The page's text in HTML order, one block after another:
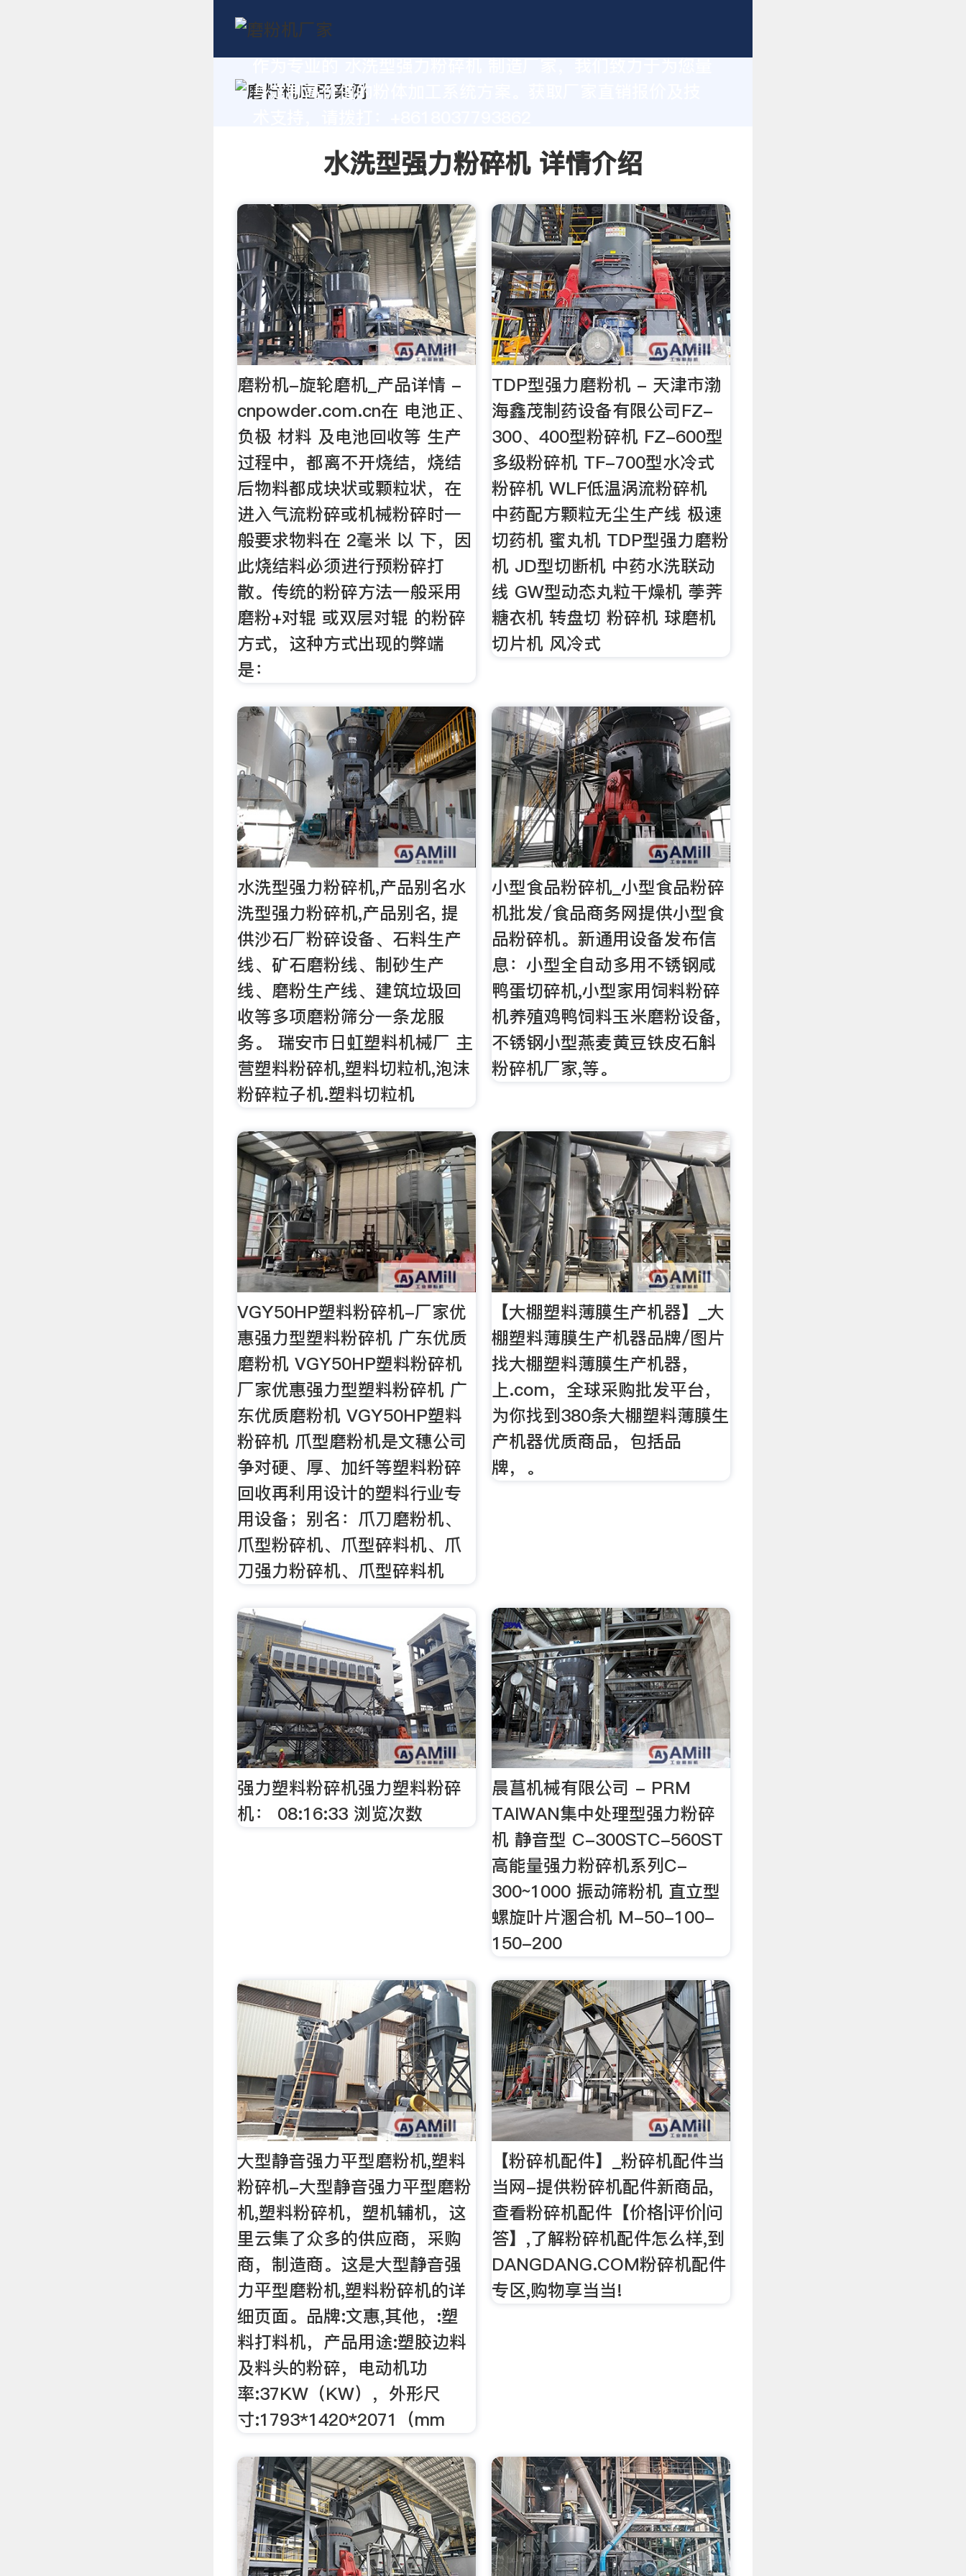
身定制高价值的粉体加工系统方案。获取厂家直销报价及技
水洗型强力粉碎机 详情介绍
磨粉机-旋轮磨机_产品详情 -
cnpowder.com.cn在 电池正、
负极 材料 及电池回收等 生产
过程中，都离不开烧结，烧结
后物料都成块状或颗粒状，在
进入气流粉碎或机械粉碎时一
般要求物料在 2毫米 以 下，因
此烧结料必须进行预粉碎打
散。传统的粉碎方法一般采用
磨粉+对辊 或双层对辊 的粉碎
方式，这种方式出现的弊端
是：
TDP型强力磨粉机 - 天津市渤
海鑫茂制药设备有限公司FZ-
300、400型粉碎机 FZ-600型
多级粉碎机 TF-700型水冷式
粉碎机 WLF低温涡流粉碎机
中药配方颗粒无尘生产线 极速
切药机 蜜丸机 TDP型强力磨粉
机 JD型切断机 中药水洗联动
线 GW型动态丸粒干燥机 荸荠
糖衣机 转盘切 粉碎机 球磨机
切片机 风冷式
水洗型强力粉碎机,产品别名水
洗型强力粉碎机,产品别名, 提
供沙石厂粉碎设备、石料生产
线、矿石磨粉线、制砂生产
线、磨粉生产线、建筑垃圾回
收等多项磨粉筛分一条龙服
务。 瑞安市日虹塑料机械厂 主
营塑料粉碎机,塑料切粒机,泡沫
粉碎粒子机.塑料切粒机
小型食品粉碎机_小型食品粉碎
机批发/食品商务网提供小型食
品粉碎机。新通用设备发布信
息：小型全自动多用不锈钢咸
鸭蛋切碎机,小型家用饲料粉碎
机养殖鸡鸭饲料玉米磨粉设备,
不锈钢小型燕麦黄豆铁皮石斛
粉碎机厂家,等。
VGY50HP塑料粉碎机-厂家优
惠强力型塑料粉碎机 广东优质
磨粉机 VGY50HP塑料粉碎机
厂家优惠强力型塑料粉碎机 广
东优质磨粉机 VGY50HP塑料
粉碎机 爪型磨粉机是文穗公司
争对硬、厚、加纤等塑料粉碎
回收再利用设计的塑料行业专
用设备；别名：爪刀磨粉机、
爪型粉碎机、爪型碎料机、爪
刀强力粉碎机、爪型碎料机
【大棚塑料薄膜生产机器】_大
棚塑料薄膜生产机器品牌/图片
找大棚塑料薄膜生产机器，
上.com，全球采购批发平台，
为你找到380条大棚塑料薄膜生
产机器优质商品，包括品
牌，。
强力塑料粉碎机强力塑料粉碎
机： 08:16:33 浏览次数
晨菖机械有限公司 - PRM
TAIWAN集中处理型强力粉碎
机 静音型 C-300STC-560ST
高能量强力粉碎机系列C-
300~1000 振动筛粉机 直立型
螺旋叶片溷合机 M-50-100-
150-200
大型静音强力平型磨粉机,塑料
粉碎机-大型静音强力平型磨粉
机,塑料粉碎机，塑机辅机，这
里云集了众多的供应商，采购
商，制造商。这是大型静音强
力平型磨粉机,塑料粉碎机的详
细页面。品牌:文惠,其他，:塑
料打料机，产品用途:塑胶边料
及料头的粉碎，电动机功
率:37KW（KW），外形尺
寸:1793*1420*2071（mm
【粉碎机配件】_粉碎机配件当
当网-提供粉碎机配件新商品,
查看粉碎机配件【价格|评价|问
答】,了解粉碎机配件怎么样,到
DANGDANG.COM粉碎机配件
专区,购物享当当!